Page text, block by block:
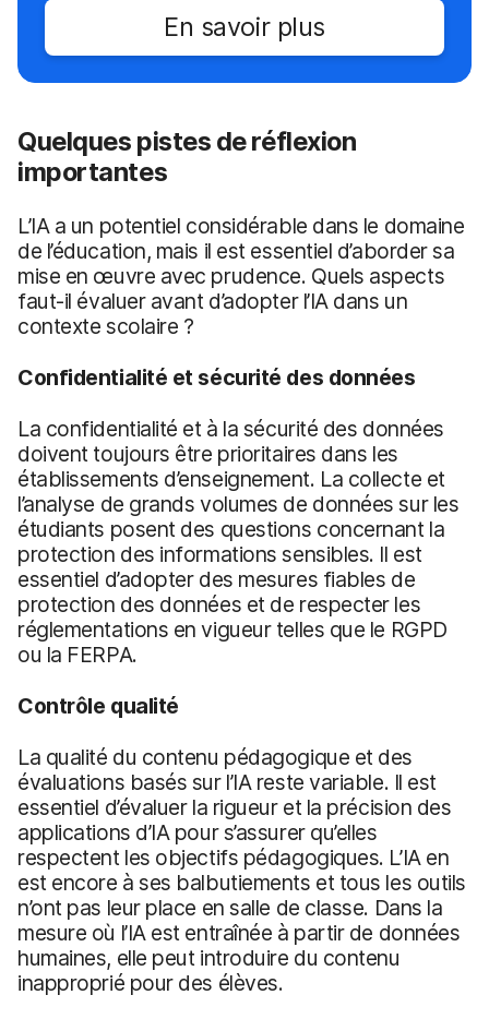
En savoir plus
Quelques pistes de réflexion
importantes
L’IA a un potentiel considérable dans le domaine
de l’éducation, mais il est essentiel d’aborder sa
mise en œuvre avec prudence. Quels aspects
faut-il évaluer avant d’adopter l’IA dans un
contexte scolaire ?
Confidentialité et sécurité des données
La confidentialité et à la sécurité des données
doivent toujours être prioritaires dans les
établissements d’enseignement. La collecte et
l’analyse de grands volumes de données sur les
étudiants posent des questions concernant la
protection des informations sensibles. Il est
essentiel d’adopter des mesures fiables de
protection des données et de respecter les
réglementations en vigueur telles que le RGPD
ou la FERPA.
Contrôle qualité
La qualité du contenu pédagogique et des
évaluations basés sur l’IA reste variable. Il est
essentiel d’évaluer la rigueur et la précision des
applications d’IA pour s’assurer qu’elles
respectent les objectifs pédagogiques. L’IA en
est encore à ses balbutiements et tous les outils
n’ont pas leur place en salle de classe. Dans la
mesure où l’IA est entraînée à partir de données
humaines, elle peut introduire du contenu
inapproprié pour des élèves.